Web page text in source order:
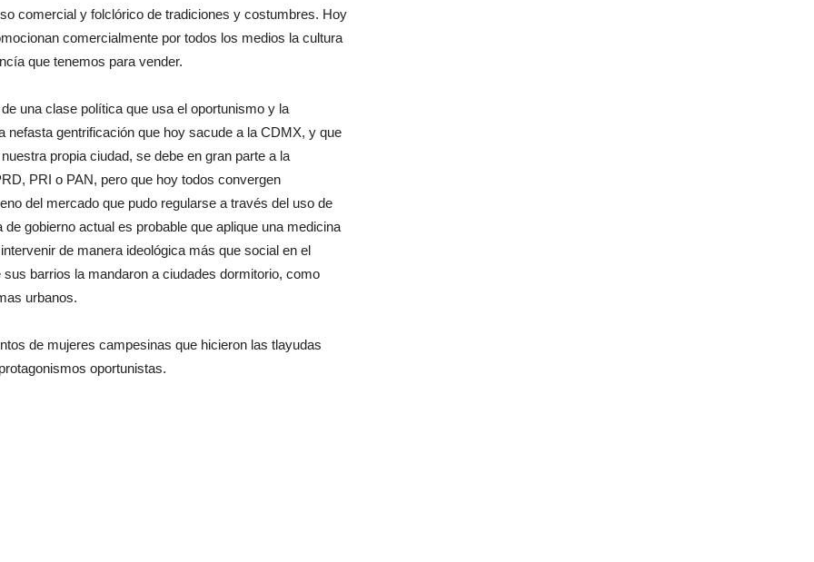
comercial y folclórico de tradiciones y costumbres. Hoy
comercialmente por todos los medios la cultura
que tenemos para vender.
una clase política que usa el oportunismo y la
gentrificación que hoy sacude a la CDMX, y que
propia ciudad, se debe en gran parte a la
PRI o PAN, pero que hoy todos convergen
del mercado que pudo regularse a través del uso de
gobierno actual es probable que aplique una medicina
de manera ideológica más que social en el
barrios la mandaron a ciudades dormitorio, como
urbanos.
de mujeres campesinas que hicieron las tlayudas
oportunistas.